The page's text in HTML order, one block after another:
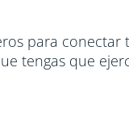
para
tengas que